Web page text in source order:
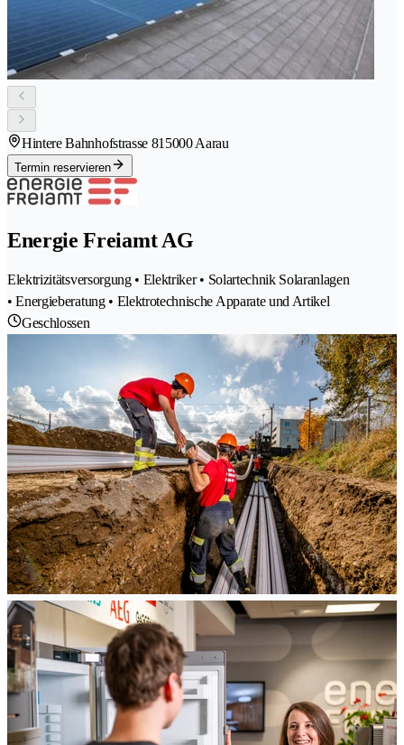
Hintere Bahnhofstrasse 81 5000 Aarau
Termin reservieren
Energie Freiamt AG
Elektrizitätsversorgung • Elektriker • Solartechnik Solaranlagen
• Energieberatung • Elektrotechnische Apparate und Artikel
Geschlossen